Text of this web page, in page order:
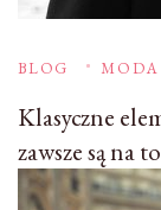
BLOG MODA
Klasyczne
zawsze są na